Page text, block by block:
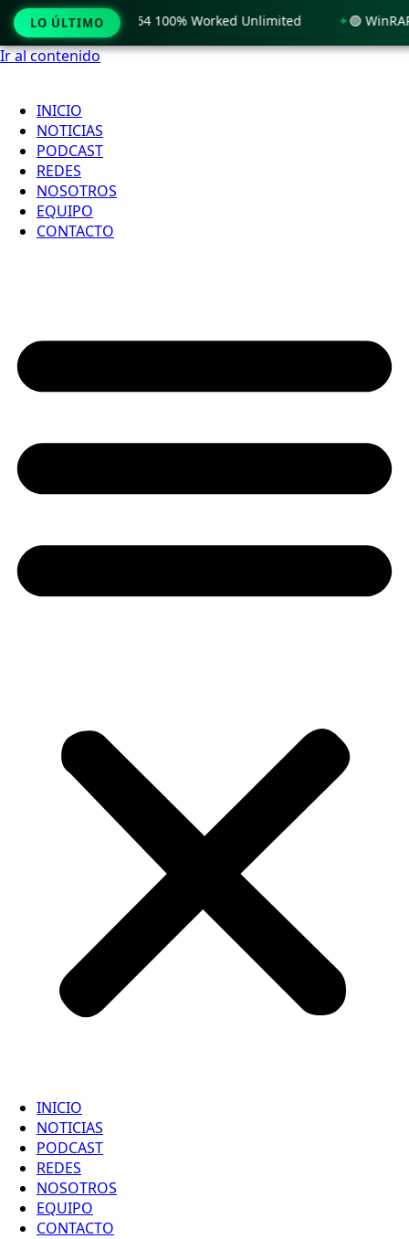
Ir al contenido
INICIO
NOTICIAS
PODCAST
REDES
NOSOTROS
EQUIPO
CONTACTO
INICIO
NOTICIAS
PODCAST
REDES
NOSOTROS
EQUIPO
CONTACTO
LO ÚLTIMO
11 x86-x64 100% Worked Unlimited 🟢 WinRAR 7.11